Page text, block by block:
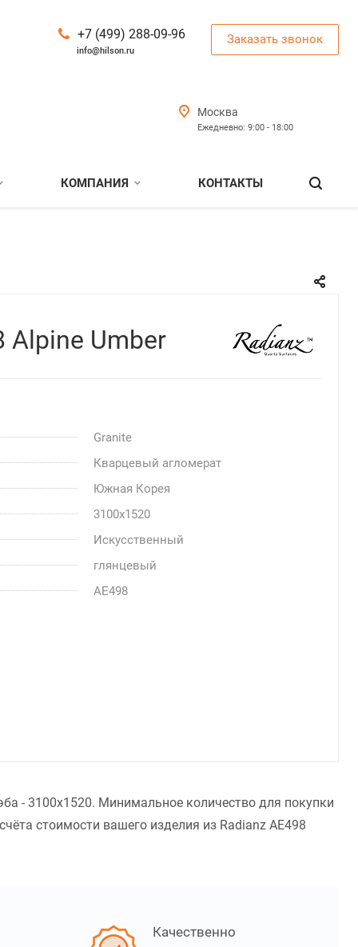
+7 (499) 288-09-96
info@hilson.ru
Заказать звонок
Москва
Ежедневно: 9:00 - 18:00
КОМПАНИЯ КОНТАКТЫ
Alpine Umber
Granite
Кварцевый агломерат
Южная Корея
3100x1520
Искусственный
глянцевый
AE498
- 3100x1520. Минимальное количество для покупки
стоимости вашего изделия из Radianz AE498
Качественно